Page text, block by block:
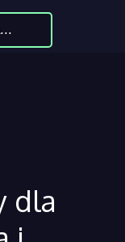
dla